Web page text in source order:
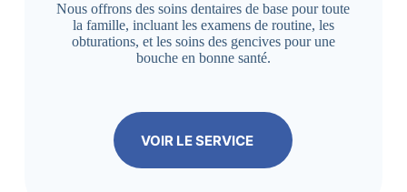
Nous offrons des soins dentaires de base pour toute
la famille, incluant les examens de routine, les
obturations, et les soins des gencives pour une
bouche en bonne santé.
VOIR LE SERVICE